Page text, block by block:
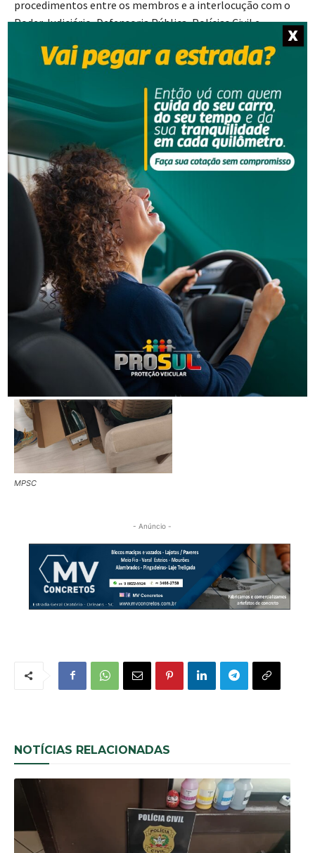
procedimentos entre os membros e a interlocução com o
Poder Judiciário, Defensoria Pública, Polícias Civil e
Militar, Advogados e demais interessados.
GAECO
O Grupo de Atuação Especial de Combate às
Organizações Criminosas (GAECO) é uma força-tarefa
conduzida pelo Ministério Público de Santa Catarina e
composta pela Polícia Civil, Polícia Militar, Polícia Penal,
Receita Estadual e Corpo de Bombeiros Militar, e tem
como finalidade a identificação, prevenção e repressão às
organizações criminosas.
Fonte: Coordenadoria de Comunicação Social do MPSC
MPSC
- Anúncio -
NOTÍCIAS RELACIONADAS
X